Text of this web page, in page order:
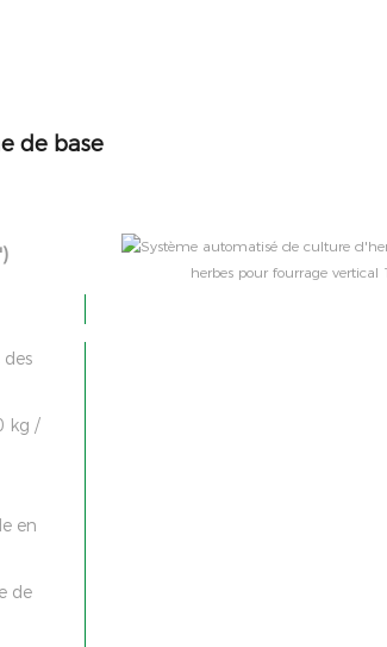
de base
kg /
en
de